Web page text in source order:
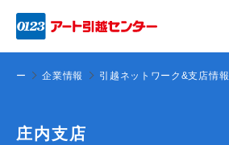
ター 企業情報 引越ネットワーク&支店情報
庄内支店